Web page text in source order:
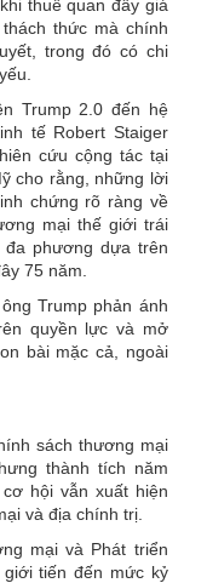
thuế quan đẩy giá
thức mà chính
trong đó có chi
Trump 2.0 đến hệ
tế Robert Staiger
cứu cộng tác tại
cho rằng, những lời
chứng rõ ràng về
mại thế giới trái
phương dựa trên
75 năm.
Trump phản ánh
quyền lực và mở
bài mặc cả, ngoài
sách thương mại
thành tích năm
hội vẫn xuất hiện
và địa chính trị.
mại và Phát triển
giới tiến đến mức kỷ